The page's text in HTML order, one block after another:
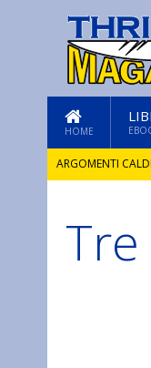
HOME
ARGOMENTI